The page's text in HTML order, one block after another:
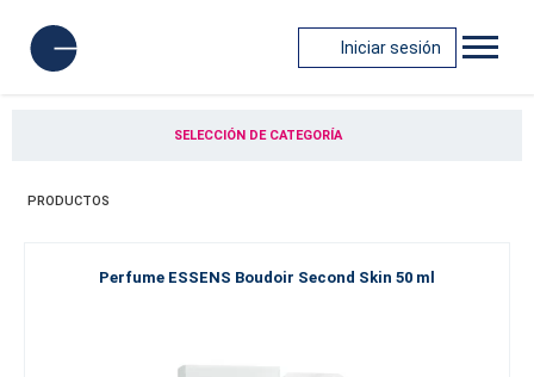
Iniciar sesión
SELECCIÓN DE CATEGORÍA
PRODUCTOS
Perfume ESSENS Boudoir Second Skin 50 ml